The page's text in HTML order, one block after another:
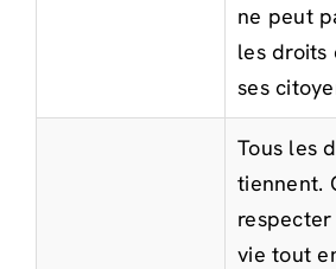
ne peut
les droits
ses
Tous les
tiennent.
vie tout